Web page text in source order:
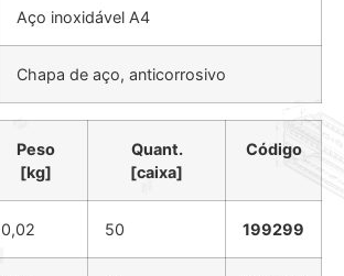
Aço inoxidável A4
Chapa de aço, anticorrosivo
Peso
[kg]
Quant.
[caixa]
Código
0,02 50 199299